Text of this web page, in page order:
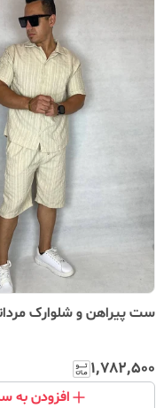
ست پیراهن و شلوارک
۱٬۷۸۲٬۵۰۰
افزودن به